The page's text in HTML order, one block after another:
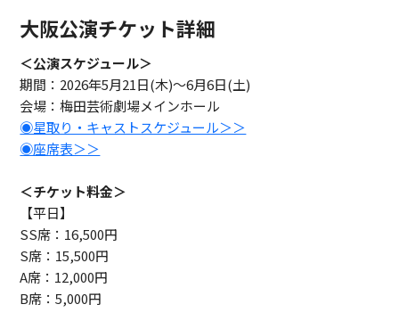
大阪公演チケット詳細
＜公演スケジュール＞
期間：2026年5月21日(木)～6月6日(土)
会場：梅田芸術劇場メインホール
◉星取り・キャストスケジュール＞＞
◉座席表＞＞
＜チケット料金＞
【平日】
SS席：16,500円
S席：15,500円
A席：12,000円
B席：5,000円